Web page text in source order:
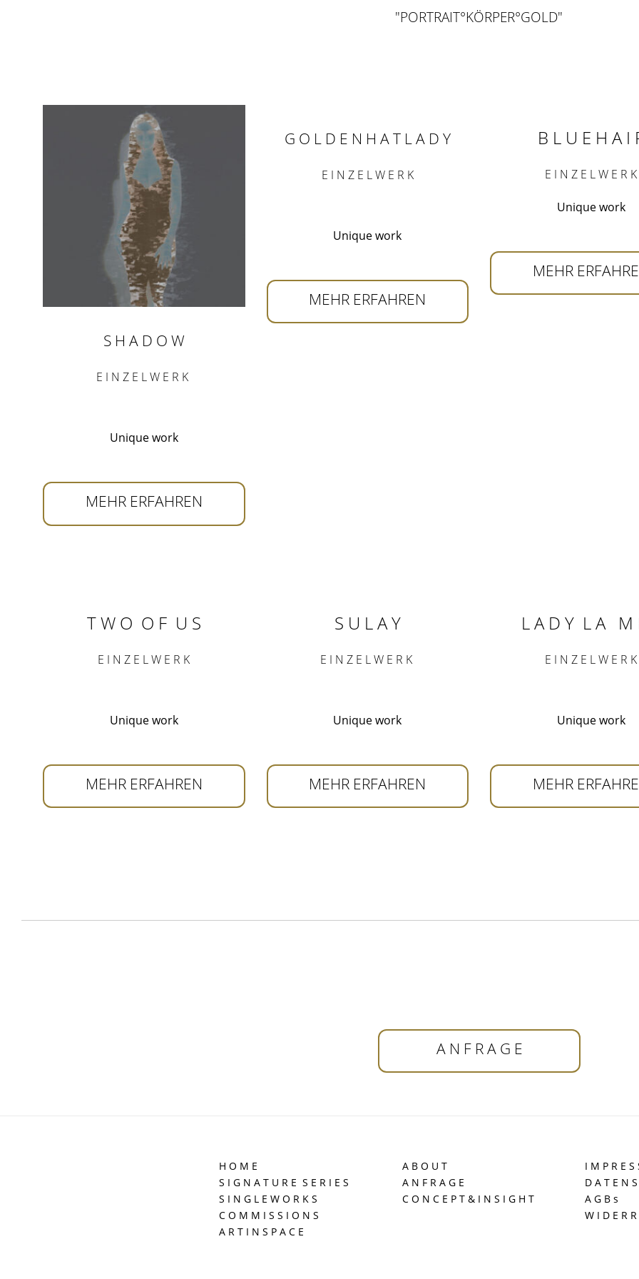
"PORTRAIT°KÖRPER°GOLD"
S H A D O W
E I N Z E L W E R K
Unique work
MEHR ERFAHREN
G O L D E N H A T L A D Y
E I N Z E L W E R K
Unique work
MEHR ERFAHREN
B L U E H A I
E I N Z E L W E R K
Unique work
MEHR
T W O O F U S
E I N Z E L W E R K
Unique work
MEHR ERFAHREN
S U L A Y
E I N Z E L W E R K
Unique work
MEHR ERFAHREN
L A D Y L A M
E I N Z E L W E R K
Unique work
MEHR
A N F R A G E
H O M E
S I G N A T U R E S E R I E S
S I N G L E W O R K S
C O M M I S S I O N S
A R T I N S P A C E
A B O U T
A N F R A G E
C O N C E P T & I N S I G H T
I M P R E S
D A T E N
A G B s
W I D E R